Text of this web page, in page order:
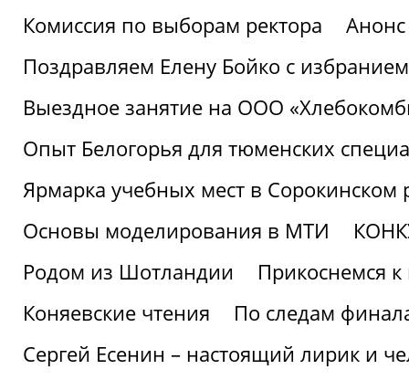
Комиссия по выборам ректора
Поздравляем Елену Бойко с
Выездное занятие на ООО
Опыт Белогорья для тюменских
Ярмарка учебных мест в Сорокинском
Основы моделирования в МТИ
Родом из Шотландии
Прикоснемся
Коняевские чтения
По следам
Сергей Есенин – настоящий лирик и